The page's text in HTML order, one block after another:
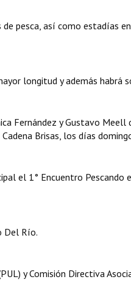
pesca, así como estadías
longitud y además habrá
Fernández y Gustavo
Brisas, los días
el 1° Encuentro Pescando
Del Río.
y Comisión Directiva